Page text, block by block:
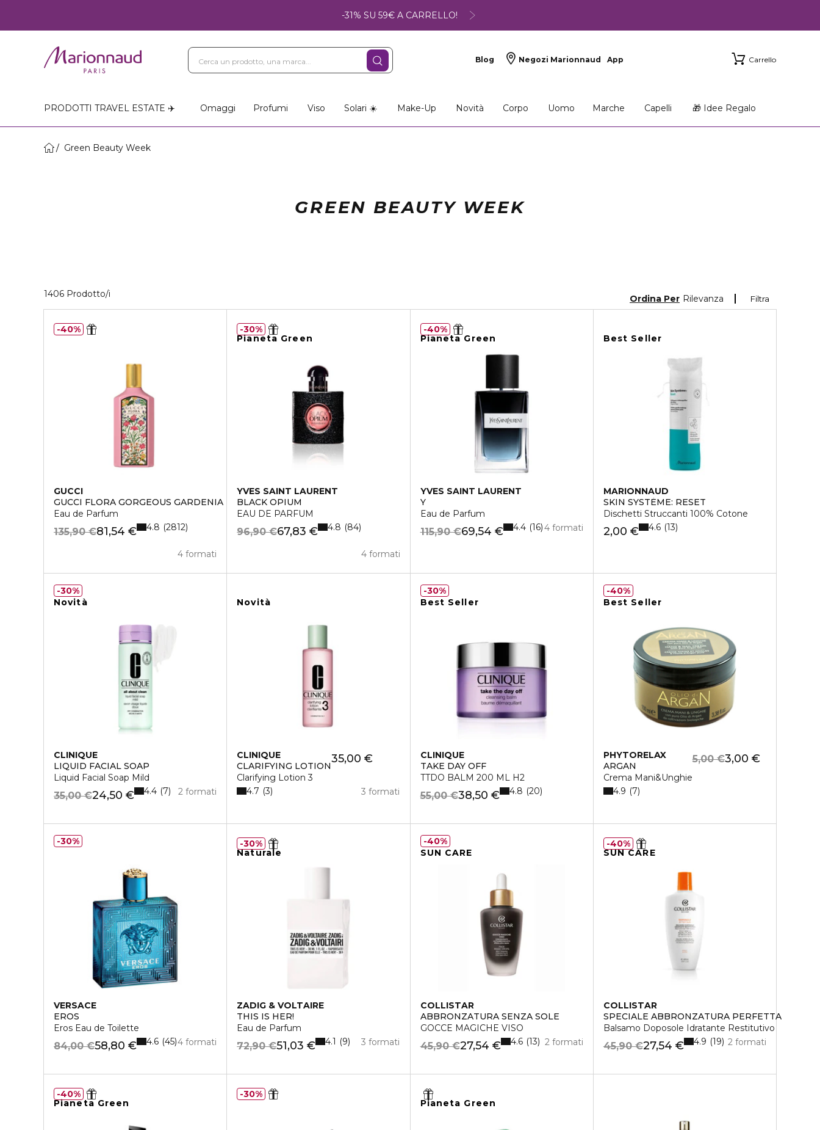
-31% SU 59€ A CARRELLO!
Blog Negozi Marionnaud App Carrello
PRODOTTI TRAVEL ESTATE ✈️ Omaggi Profumi Viso Solari ☀️ Make-Up Novità Corpo Uomo Marche Capelli 🎁 Idee Regalo
Green Beauty Week
GREEN BEAUTY WEEK
1406 Prodotto/i Filtra
Ordina Per Rilevanza
GUCCI
GUCCI FLORA GORGEOUS GARDENIA
Eau de Parfum
81,54 €
135,90 €
4 formati
4.8 2812
40%
Pianeta Green
YVES SAINT LAURENT
BLACK OPIUM
EAU DE PARFUM
67,83 €
96,90 €
4 formati
4.8 84
30%
Pianeta Green
YVES SAINT LAURENT
Y
Eau de Parfum
69,54 €
115,90 € 4 formati
4.4 16
40%
Best Seller
MARIONNAUD
SKIN SYSTÈME: RESET
Dischetti Struccanti 100% Cotone
2,00 € 4.6 13
Novità
CLINIQUE
LIQUID FACIAL SOAP
Liquid Facial Soap Mild
24,50 €
35,00 € 2 formati
4.4 7
30%
Novità
CLINIQUE
CLARIFYING LOTION
Clarifying Lotion 3
35,00 €
3 formati
4.7 3
Best Seller
CLINIQUE
TAKE DAY OFF
TTDO BALM 200 ML H2
38,50 €
55,00 € 4.8 20
30%
Best Seller
PHYTORELAX
ARGAN
Crema Mani&Unghie
3,00 €
5,00 €
4.9 7
40%
VERSACE
EROS
Eros Eau de Toilette
58,80 €
84,00 € 4 formati
4.6 45
30%
Naturale
ZADIG & VOLTAIRE
THIS IS HER!
Eau de Parfum
51,03 €
72,90 € 3 formati
4.1 9
30%
SUN CARE
COLLISTAR
ABBRONZATURA SENZA SOLE
GOCCE MAGICHE VISO
27,54 €
45,90 € 2 formati
4.6 13
40%
SUN CARE
COLLISTAR
SPECIALE ABBRONZATURA PERFETTA
Balsamo Doposole Idratante Restitutivo
27,54 €
45,90 € 2 formati
4.9 19
40%
Pianeta Green
40%
30%
Pianeta Green